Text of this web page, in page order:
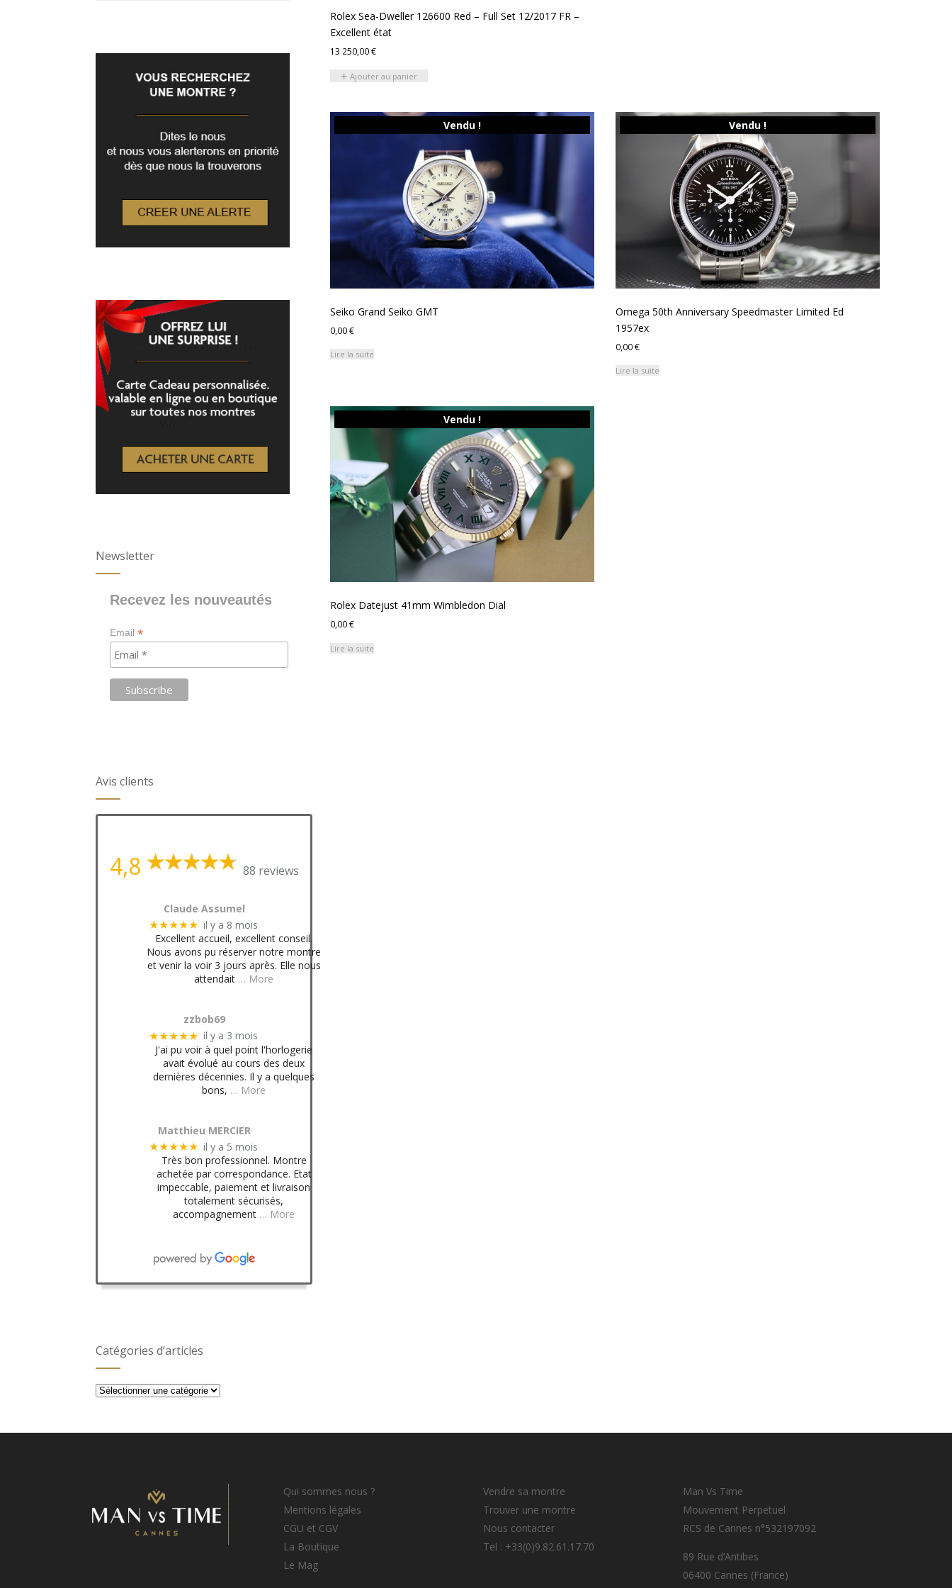
Rolex Sea-Dweller 126600 Red – Full Set 12/2017 FR –
Excellent état
13 250,00€
Ajouter au panier
Vendu !
Seiko Grand Seiko GMT
0,00€
Lire la suite
Vendu !
Omega 50th Anniversary Speedmaster Limited Ed
1957ex
0,00€
Lire la suite
Vendu !
Rolex Datejust 41mm Wimbledon Dial
0,00€
Lire la suite
Newsletter
Recevez les nouveautés
Email*
Avis clients
4,8 88 reviews
Claude Assumel
★★★★★ il y a 8 mois
Excellent accueil, excellent conseil.
Nous avons pu réserver notre montre
et venir la voir 3 jours après. Elle nous
attendait … More
zzbob69
★★★★★ il y a 3 mois
J'ai pu voir à quel point l'horlogerie
avait évolué au cours des deux
dernières décennies. Il y a quelques
bons, … More
Matthieu MERCIER
★★★★★ il y a 5 mois
Très bon professionnel. Montre
achetée par correspondance. Etat
impeccable, paiement et livraison
totalement sécurisés,
accompagnement … More
Catégories d’articles
Catégories
Qui sommes nous ?
Mentions légales
CGU et CGV
La Boutique
Le Mag
Vendre sa montre
Trouver une montre
Nous contacter
Tel : +33(0)9.82.61.17.70
Man Vs Time
Mouvement Perpetuel
RCS de Cannes n°532197092
89 Rue d’Antibes
06400 Cannes (France)